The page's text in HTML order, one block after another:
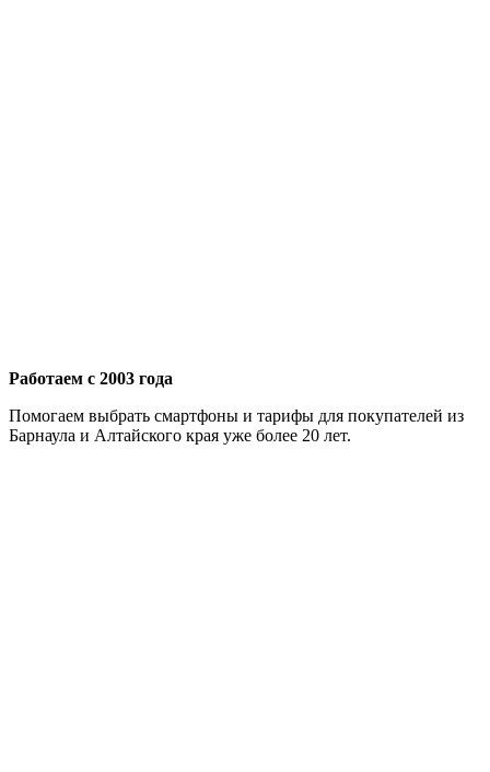
Работаем с 2003 года
Помогаем выбрать смартфоны и тарифы для покупателей из
Барнаула и Алтайского края уже более 20 лет.